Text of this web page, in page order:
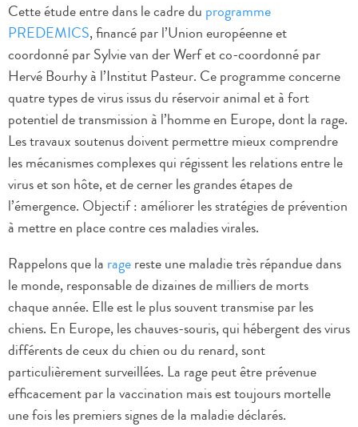
Cette étude entre dans le cadre du programme
PREDEMICS, financé par l’Union européenne et
coordonné par Sylvie van der Werf et co-coordonné par
Hervé Bourhy à l’Institut Pasteur. Ce programme concerne
quatre types de virus issus du réservoir animal et à fort
potentiel de transmission à l’homme en Europe, dont la rage.
Les travaux soutenus doivent permettre mieux comprendre
les mécanismes complexes qui régissent les relations entre le
virus et son hôte, et de cerner les grandes étapes de
l’émergence. Objectif : améliorer les stratégies de prévention
à mettre en place contre ces maladies virales.
Rappelons que la ragereste une maladie très répandue dans
le monde, responsable de dizaines de milliers de morts
chaque année. Elle est le plus souvent transmise par les
chiens. En Europe, les chauves-souris, qui hébergent des virus
différents de ceux du chien ou du renard, sont
particulièrement surveillées. La rage peut être prévenue
efficacement par la vaccination mais est toujours mortelle
une fois les premiers signes de la maladie déclarés.